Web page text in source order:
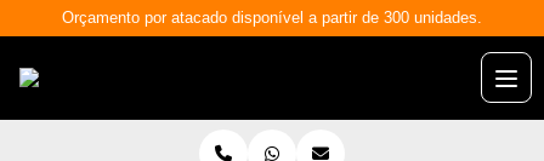
Orçamento por atacado disponível a partir de 300 unidades.